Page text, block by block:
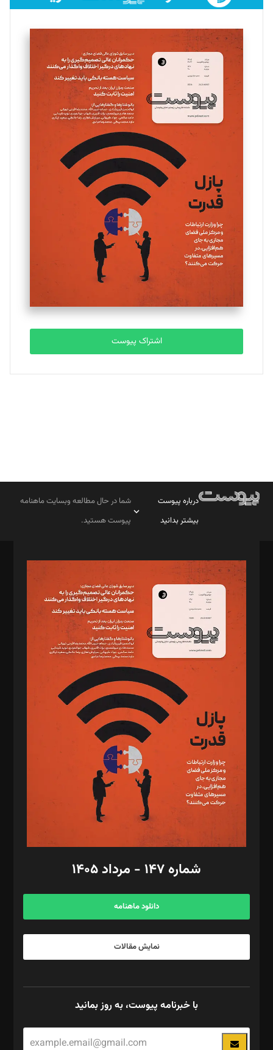
فائزه فتحی رستمی
تحریریه
سروش کرمیان
تحریریه
مینا پاکدل
یسنا امان‌پور
تحریریه
ملینا جعفری
تحریریه
مصطفی مسجدی آرانی
تحریریه
بابک نقاش
تحریریه
اشتراک پیوست
درباره پیوست
بیشتر بدانید
شما در حال مطالعه وبسایت ماهنامه
پیوست هستید.
مدیر مسئول: محمدباقر اثنی‌عشری
سردبیر: مهرک محمودی
دبیر تحریریه: میثم قاسمی
د‌بیر ناداستان: سمانه سمیع
د‌بیر خدمت و تجارت: ابوالفضل رجبی
د‌بیر حقوق فناوری: حسام‌الدین ایپکچی
د‌بیر پیوست جهان: مینا پاکدل
د‌بیر تحریریه آنلاین: بابک نقاش
تحریریه‌: مجتبی محمود‌ی، آرش برهمند، یسنا امان‌پور، سروش کرمیان،
مصطفی مسجدی آرانی، ابوالفضل رجبی، زهرا فکرانه، فائزه فتحی
رستمی،مصطفی باستان
ویرایش: نگار استاد‌‌آقا
طراح یونیفرم: مجید توکلی
فیلمبرداری و عکاسی: امیر شفیعی، مانی لطفی زاده
گرافیک و صفحه‌آرایی: سید‌سبحان‌علی ثابت
مد‌یر توسعه تجاری: کامبیز برید‌
امور مالی: شاپور رهبری، محمد‌ کاظمی‌نیا
آگهی و مشترکین: ۰۹۱۹۹۹۹۰۴۵۴
شماره ۱۴۷ - مرداد ۱۴۰۵
دانلود ماهنامه
نمایش مقالات
با خبرنامه پیوست، به روز بمانید